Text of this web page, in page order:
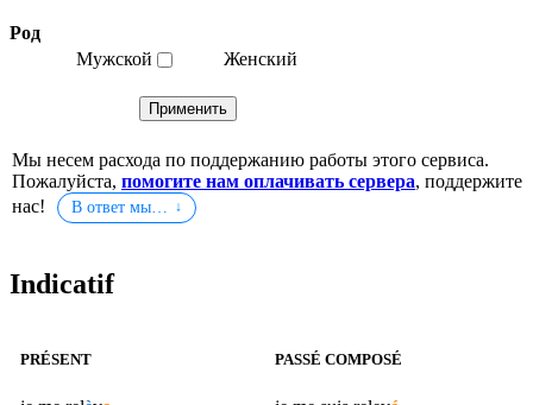
Род
Мужской
Женский
Мы несем расхода по поддержанию работы этого сервиса.
Пожалуйста, помогите нам оплачивать сервера, поддержите
нас!
В ответ мы…
Indicatif
PRÉSENT PASSÉ COMPOSÉ